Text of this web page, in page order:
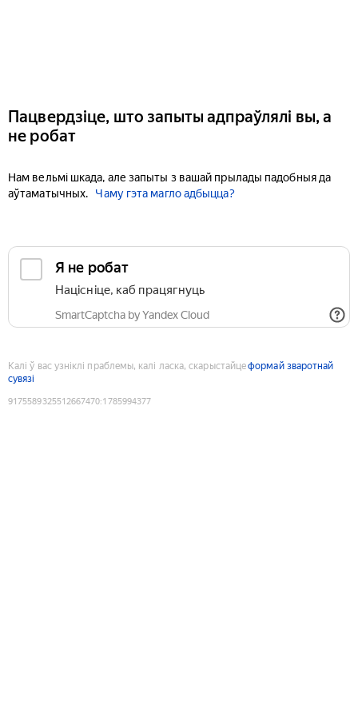
Пацвердзіце, што запыты адпраўлялі вы, а
не робат
Нам вельмі шкада, але запыты з вашай прылады падобныя да
аўтаматычных.
Чаму гэта магло адбыцца?
Я не робат
Націсніце, каб працягнуць
SmartCaptcha by Yandex Cloud
Калі ў вас узніклі праблемы, калі ласка, скарыстайцеформай зваротнай
сувязі
9175589325512667470:1785994377